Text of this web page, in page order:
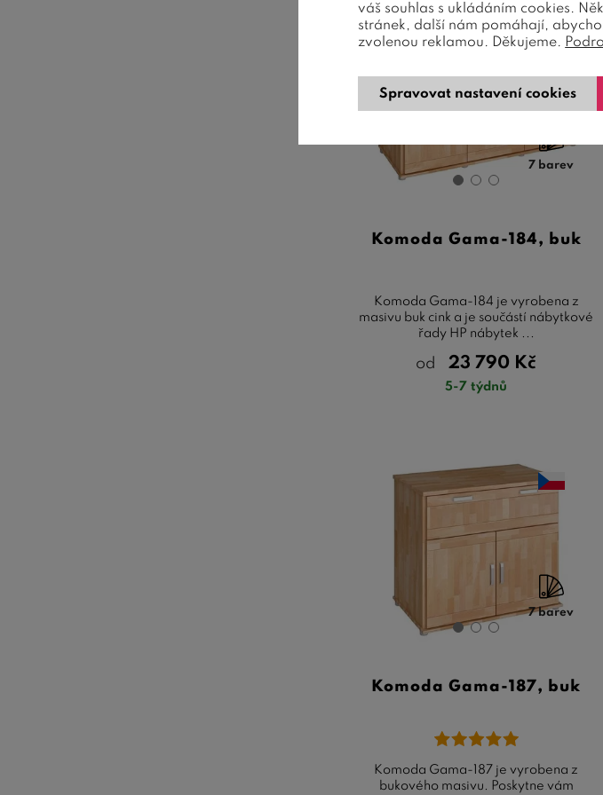
7 barev
Komoda Gama-184, buk
Komoda Gama-184 je vyrobena z
masivu buk cink a je součástí nábytkové
řady HP nábytek ...
od 23 790 Kč
5-7 týdnů
7 barev
Komoda Gama-187, buk
Komoda Gama-187 je vyrobena z
bukového masivu. Poskytne vám
váš souhlas s ukládáním cookies.
stránek, další nám pomáhají,
zvolenou reklamou. Děkujeme.
Spravovat nastavení cookies